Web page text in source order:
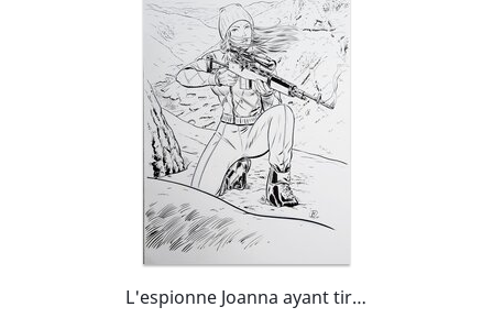
L'espionne Joanna ayant tiré sur Tanguy dans son Mirage III